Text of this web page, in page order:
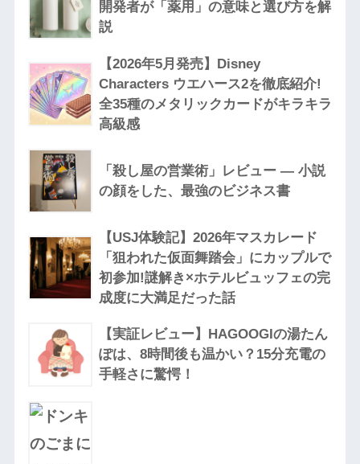
開発者が「薬用」の意味と選び方を解
説
【2026年5月発売】Disney
Characters ウエハース2を徹底紹介!
全35種のメタリックカードがキラキラ
高級感
「殺し屋の営業術」レビュー — 小説
の顔をした、最強のビジネス書
【USJ体験記】2026年マスカレード
「狙われた仮面舞踏会」にカップルで
初参加!謎解き×ホテルビュッフェの完
成度に大満足だった話
【実証レビュー】HAGOOGIの湯たん
ぽは、8時間後も温かい？15分充電の
手軽さに驚愕！